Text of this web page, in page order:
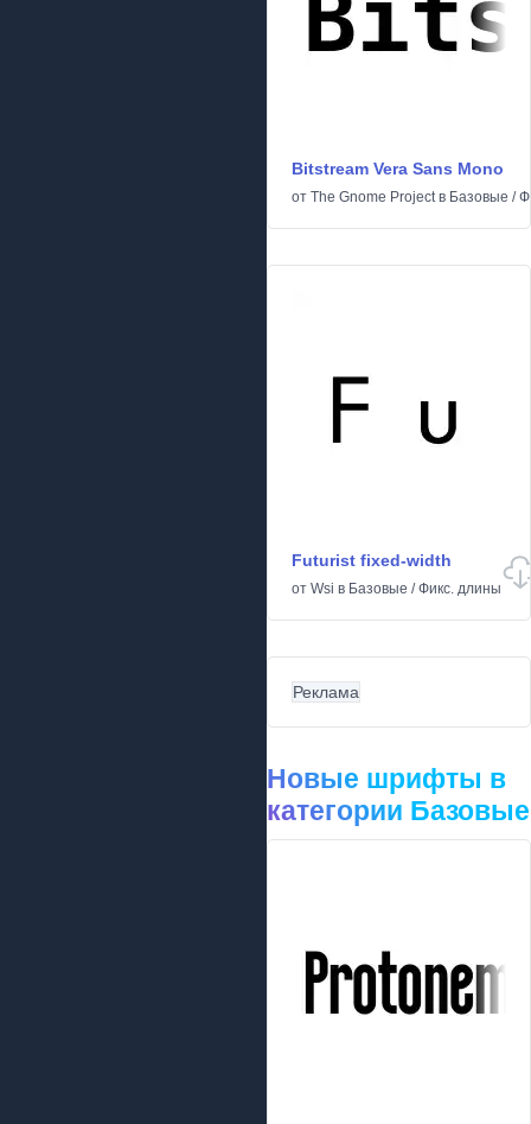
Bitstream Vera Sans Mono
от The Gnome Projectв Базовые /
Futurist fixed-width
от Wsi в Базовые /Фикс. длины
Реклама
Новые шрифты в
категории Базовые